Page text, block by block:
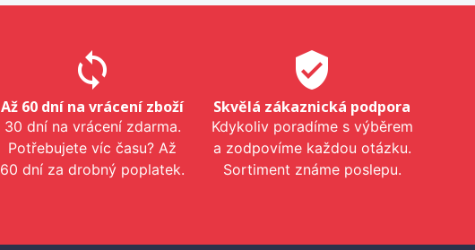
sync
Až 60 dní na vrácení zboží
30 dní na vrácení zdarma.
Potřebujete víc času? Až
60 dní za drobný poplatek.
verified_user
Skvělá zákaznická podpora
Kdykoliv poradíme s výběrem
a zodpovíme každou otázku.
Sortiment známe poslepu.